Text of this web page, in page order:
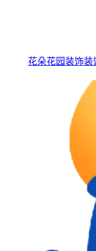
花朵花园装饰